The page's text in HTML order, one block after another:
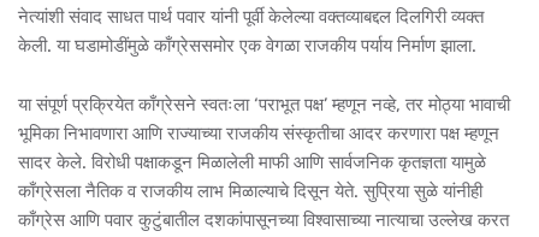
नेत्यांशी संवाद साधत पार्थ पवार यांनी पूर्वी केलेल्या वक्तव्याबद्दल दिलगिरी व्यक्त
केली. या घडामोडींमुळे काँग्रेससमोर एक वेगळा राजकीय पर्याय निर्माण झाला.
या संपूर्ण प्रक्रियेत काँग्रेसने स्वतःला ‘पराभूत पक्ष’ म्हणून नव्हे, तर मोठ्या भावाची
भूमिका निभावणारा आणि राज्याच्या राजकीय संस्कृतीचा आदर करणारा पक्ष म्हणून
सादर केले. विरोधी पक्षाकडून मिळालेली माफी आणि सार्वजनिक कृतज्ञता यामुळे
काँग्रेसला नैतिक व राजकीय लाभ मिळाल्याचे दिसून येते. सुप्रिया सुळे यांनीही
काँग्रेस आणि पवार कुटुंबातील दशकांपासूनच्या विश्वासाच्या नात्याचा उल्लेख करत